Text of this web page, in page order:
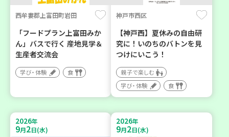
西牟婁郡上富田町岩田
「フードプラン上富田みか
ん」バスで行く 産地見学＆
生産者交流会
学び・体験 食
神戸市西区
【神戸西】夏休みの自由研
究に！いのちのバトンを見
つけにいこう！
親子で楽しむ
学び・体験
食
2026年
9月2日(水)
2026年
9月2日(水)